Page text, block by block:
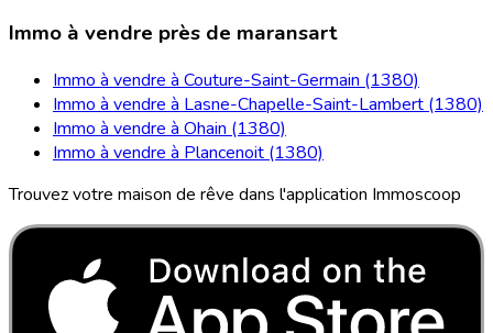
Immo à vendre près de maransart
Immo à vendre à Couture-Saint-Germain (1380)
Immo à vendre à Lasne-Chapelle-Saint-Lambert (1380)
Immo à vendre à Ohain (1380)
Immo à vendre à Plancenoit (1380)
Trouvez votre maison de rêve dans l'application Immoscoop